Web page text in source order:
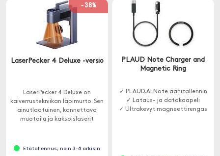
-38%
LaserPecker 4 Deluxe -versio
LaserPecker 4 Deluxe on
kaiverrustekniikan läpimurto. Sen
ainutlaatuinen, kannettava
muotoilu ja kaksoislaserit
Etätallennus, noin 3-8 arkisin
PLAUD Note Charger and
Magnetic Ring
✓ PLAUD.AI Note äänitallennin
✓ Lataus- ja datakaapeli
✓ Ultrakevyt magneettirengas